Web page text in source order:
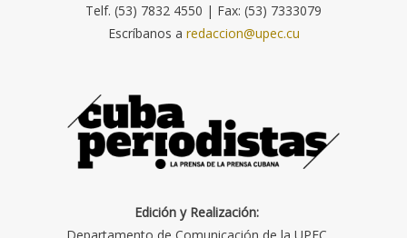
Telf. (53) 7832 4550 | Fax: (53) 7333079
Escríbanos a redaccion@upec.cu
Edición y Realización: